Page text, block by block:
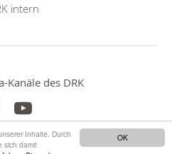
OK
Inhalte. Durch
sich damit
intern
Kanäle des DRK